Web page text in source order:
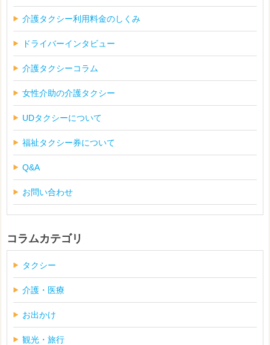
介護タクシー利用料金のしくみ
ドライバーインタビュー
介護タクシーコラム
女性介助の介護タクシー
UDタクシーについて
福祉タクシー券について
Q&A
お問い合わせ
コラムカテゴリ
タクシー
介護・医療
お出かけ
観光・旅行